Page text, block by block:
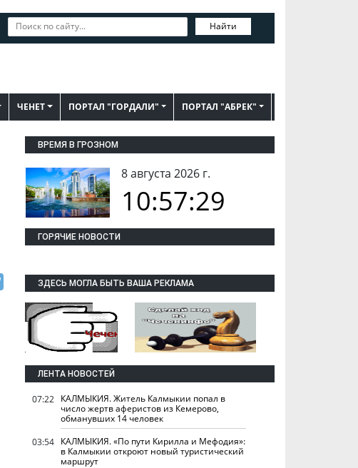
Найти
ЧЕНЕТ ПОРТАЛ "ГОРДАЛИ" ПОРТАЛ "АБРЕК"
ВРЕМЯ В ГРОЗНОМ
8 августа 2026 г.
10:57:29
ГОРЯЧИЕ НОВОСТИ
ЗДЕСЬ МОГЛА БЫТЬ ВАША РЕКЛАМА
ЛЕНТА НОВОСТЕЙ
07:22 КАЛМЫКИЯ. Житель Калмыкии попал в
число жертв аферистов из Кемерово,
обманувших 14 человек
03:54 КАЛМЫКИЯ. «По пути Кирилла и Мефодия»:
в Калмыкии откроют новый туристический
маршрут